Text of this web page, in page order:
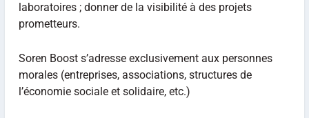
laboratoires ; donner de la visibilité à des projets
prometteurs.
Soren Boost s’adresse exclusivement aux personnes
morales (entreprises, associations, structures de
l’économie sociale et solidaire, etc.)